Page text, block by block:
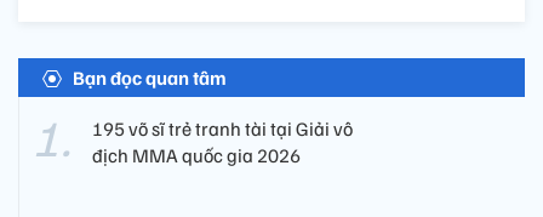
Bạn đọc quan tâm
195 võ sĩ trẻ tranh tài tại Giải vô
địch MMA quốc gia 2026